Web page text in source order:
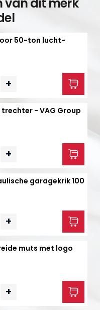
50-ton lucht-
+
trechter - VAG Group
+
garagekrik 100
+
muts met logo
+